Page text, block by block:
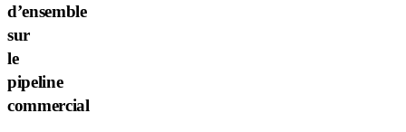
d’ensemble
sur
le
pipeline
commercial